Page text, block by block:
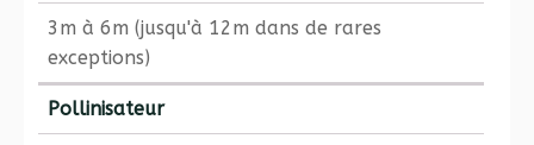
3m à 6m (jusqu'à 12m dans de rares
exceptions)
Pollinisateur